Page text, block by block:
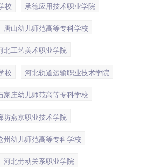
校 承德应用技术职业学院
唐山幼儿师范高等专科学校
北工艺美术职业学院
校 河北轨道运输职业技术学院
家庄幼儿师范高等专科学校
坊燕京职业技术学院
州幼儿师范高等专科学校
河北劳动关系职业学院